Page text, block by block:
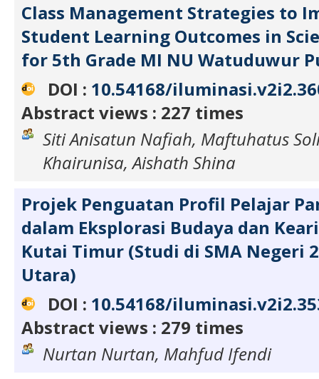
Class Management Strategies to
Student Learning Outcomes in
for 5th Grade MI NU Watuduwur
DOI : 10.54168/
Abstract views : 227 times
Siti Anisatun Nafiah, Maftuhatus
Khairunisa, Aishath Shina
Projek Penguatan Profil Pelajar
dalam Eksplorasi Budaya dan
Kutai Timur (Studi di SMA Negeri
Utara)
DOI : 10.54168/
Abstract views : 279 times
Nurtan Nurtan, Mahfud Ifendi